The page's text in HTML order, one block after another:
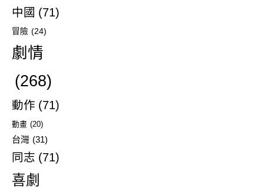
中國 (71)
冒險 (24)
劇情
(268)
動作 (71)
動畫 (20)
台灣 (31)
同志 (71)
喜劇